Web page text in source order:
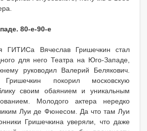
80-е-90-е
ГИТИСа Вячеслав Гришечкин стал
для него Театра на Юго-Западе,
руководил Валерий Белякович.
покорил московскую
своим обаянием и уникальным
Молодого актера нередко
Луи де Фюнесом. Да что там Луи
Гришечкина уверяли, что даже